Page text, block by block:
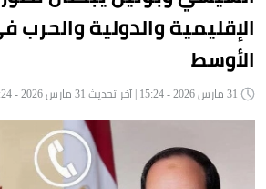
الإقليمية والدولية
الأوسط